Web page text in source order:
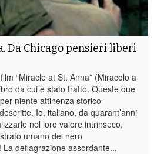
Da Chicago pensieri liberi
“Miracle at St. Anna” (Miracolo a
da cui è stato tratto. Queste due
niente attinenza storico-
Io, italiano, da quarant’anni
nel loro valore intrinseco,
umano del nero
deflagrazione assordante...